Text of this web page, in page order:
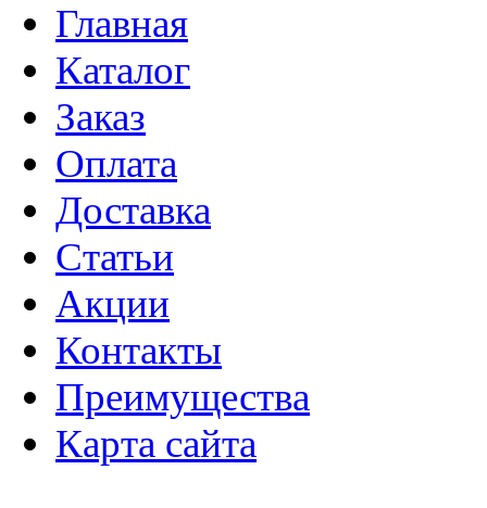
Главная
Каталог
Заказ
Оплата
Доставка
Статьи
Акции
Контакты
Преимущества
Карта сайта